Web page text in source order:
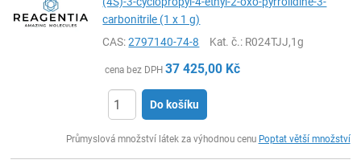
carbonitrile (1 x 1 g)
CAS:2797140-74-8 Kat. č.: R024TJJ,1g
cena bez DPH 37 425,00 Kč
Do košíku
Průmyslová množství látek za výhodnou cenu Poptat větší množství